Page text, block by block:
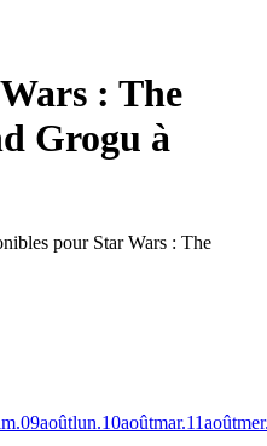
: The
Grogu à
pour Star Wars : The
09aoûtlun.10aoûtmar.11août